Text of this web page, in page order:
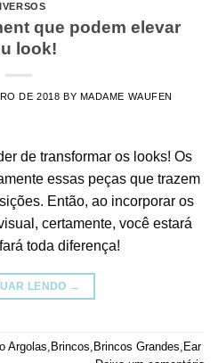
que podem elevar
look!
DE 2018 BY MADAME WAUFEN
de transformar os looks! Os
essas peças que trazem
Então, ao incorporar os
certamente, você estará
toda diferença!
LENDO →
Argolas Brincos Brincos Grandes Ear